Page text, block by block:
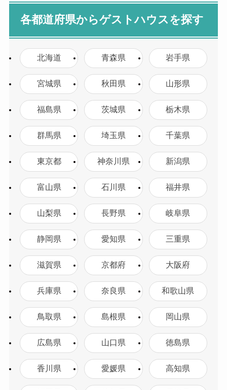
各都道府県からゲストハウスを探す
北海道 青森県 岩手県
宮城県 秋田県 山形県
福島県 茨城県 栃木県
群馬県 埼玉県 千葉県
東京都 神奈川県 新潟県
富山県 石川県 福井県
山梨県 長野県 岐阜県
静岡県 愛知県 三重県
滋賀県 京都府 大阪府
兵庫県 奈良県 和歌山県
鳥取県 島根県 岡山県
広島県 山口県 徳島県
香川県 愛媛県 高知県